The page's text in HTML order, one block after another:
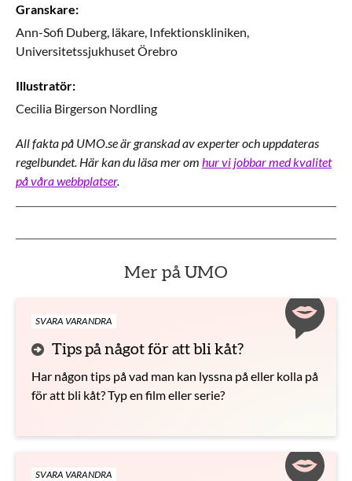
Granskare:
Ann-Sofi Duberg, läkare, Infektionskliniken,
Universitetssjukhuset Örebro
Illustratör:
Cecilia Birgerson Nordling
All fakta på UMO.se är granskad av experter och uppdateras
regelbundet. Här kan du läsa mer om hur vi jobbar med kvalitet
på våra webbplatser.
Mer på UMO
SVARA VARANDRA
Tips på något för att bli kåt?
Har någon tips på vad man kan lyssna på eller kolla på
för att bli kåt? Typ en film eller serie?
SVARA VARANDRA